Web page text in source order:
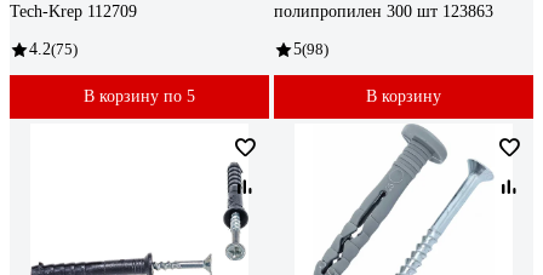
Tech-Krep 112709
4.2(75)
В корзину по 5
полипропилен 300 шт 123863
5(98)
В корзину